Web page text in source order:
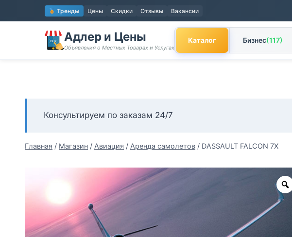
к
содержимому
Тренды Цены Скидки Отзывы Вакансии
Адлер и Цены
Объявления о Местных Товарах и Услугах
Каталог Бизнес(117)
Консультируем по заказам 24/7
Главная / Магазин / Авиация / Аренда самолетов / DASSAULT FALCON 7X